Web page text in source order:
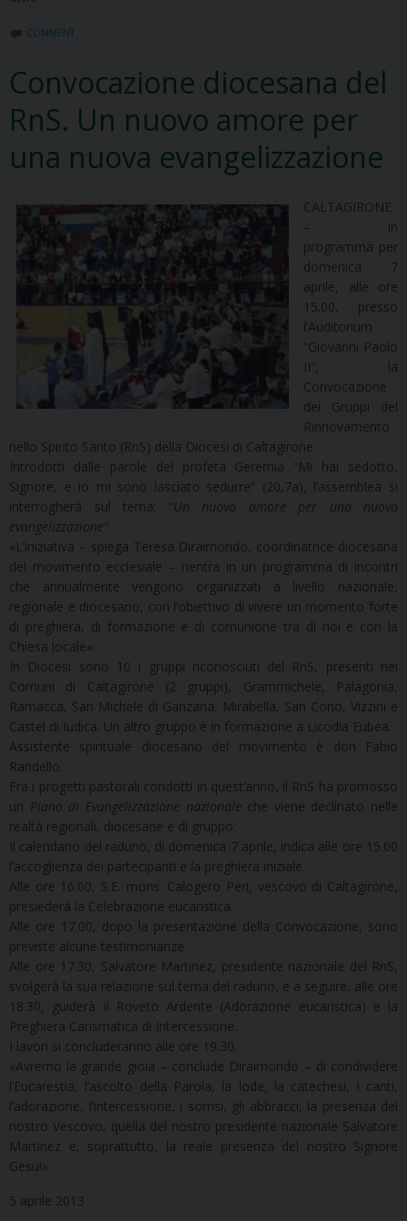
COMMENT
Convocazione diocesana del
RnS. Un nuovo amore per
una nuova evangelizzazione
CALTAGIRONE
– In
programma per
domenica 7
aprile, alle ore
15.00, presso
l’Auditorium
“Giovanni Paolo
II”, la
Convocazione
dei Gruppi del
Rinnovamento
nello Spirito Santo (RnS) della Diocesi di Caltagirone.
Introdotti dalle parole del profeta Geremia “Mi hai sedotto,
Signore, e io mi sono lasciato sedurre” (20,7a), l’assemblea si
interrogherà sul tema: “Un nuovo amore per una nuova
evangelizzazione”
«L’iniziativa – spiega Teresa Diraimondo, coordinatrice diocesana
del movimento ecclesiale – rientra in un programma di incontri
che annualmente vengono organizzati a livello nazionale,
regionale e diocesano, con l’obiettivo di vivere un momento forte
di preghiera, di formazione e di comunione tra di noi e con la
Chiesa locale».
In Diocesi sono 10 i gruppi riconosciuti del RnS, presenti nei
Comuni di Caltagirone (2 gruppi), Grammichele, Palagonia,
Ramacca, San Michele di Ganzaria, Mirabella, San Cono, Vizzini e
Castel di Iudica. Un altro gruppo è in formazione a Licodia Eubea.
Assistente spirituale diocesano del movimento è don Fabio
Randello.
Fra i progetti pastorali condotti in quest’anno, il RnS ha promosso
un Piano di Evangelizzazione nazionale che viene declinato nelle
realtà regionali, diocesane e di gruppo.
Il calendario del raduno, di domenica 7 aprile, indica alle ore 15.00
l’accoglienza dei partecipanti e la preghiera iniziale.
Alle ore 16.00, S.E. mons. Calogero Peri, vescovo di Caltagirone,
presiederà la Celebrazione eucaristica.
Alle ore 17.00, dopo la presentazione della Convocazione, sono
previste alcune testimonianze.
Alle ore 17.30, Salvatore Martinez, presidente nazionale del RnS,
svolgerà la sua relazione sul tema del raduno, e a seguire, alle ore
18.30, guiderà il Roveto Ardente (Adorazione eucaristica) e la
Preghiera Carismatica di Intercessione.
I lavori si concluderanno alle ore 19.30.
«Avremo la grande gioia – conclude Diraimondo – di condividere
l’Eucarestia, l’ascolto della Parola, la lode, la catechesi, i canti,
l’adorazione, l’intercessione, i sorrisi, gli abbracci, la presenza del
nostro Vescovo, quella del nostro presidente nazionale Salvatore
Martinez e, soprattutto, la reale presenza del nostro Signore
Gesù!».
5 aprile 2013